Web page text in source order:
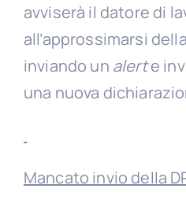
avviserà il datore di
all’approssimarsi
inviando un alerte
una nuova
Mancato invio della